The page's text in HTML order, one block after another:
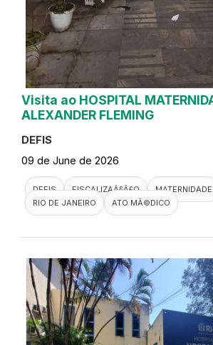
Visita ao HOSPITAL
ALEXANDER FLEMING
DEFIS
09 de June de 2026
DEFIS FISCALIZAÃ§Ã£O
MATERNIDADE
RIO DE JANEIRO
ATO MÃ©DICO